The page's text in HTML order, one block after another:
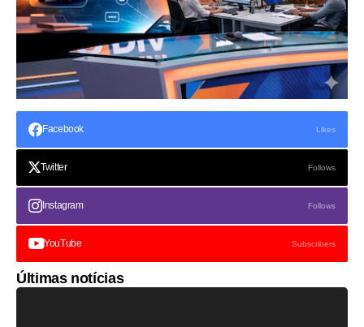
Facebook Likes
Twitter Follows
Instagram Follows
YouTube Subscribers
Últimas notícias